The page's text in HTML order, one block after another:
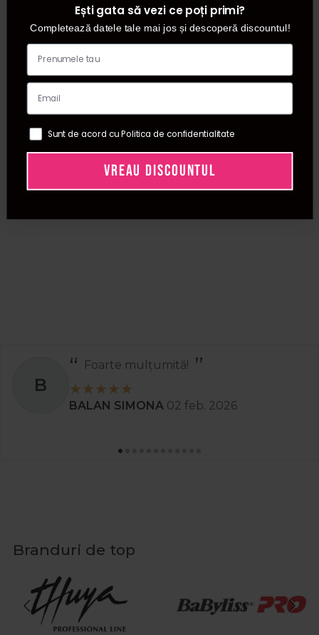
B
Foarte mulțumită!
BALAN SIMONA 02 feb. 2026
Branduri de top
Ești gata să vezi ce poți primi?
Completează datele tale mai jos și descoperă discountul!
Sunt de acord cu Politica de confidentialitate
VREAU DISCOUNTUL